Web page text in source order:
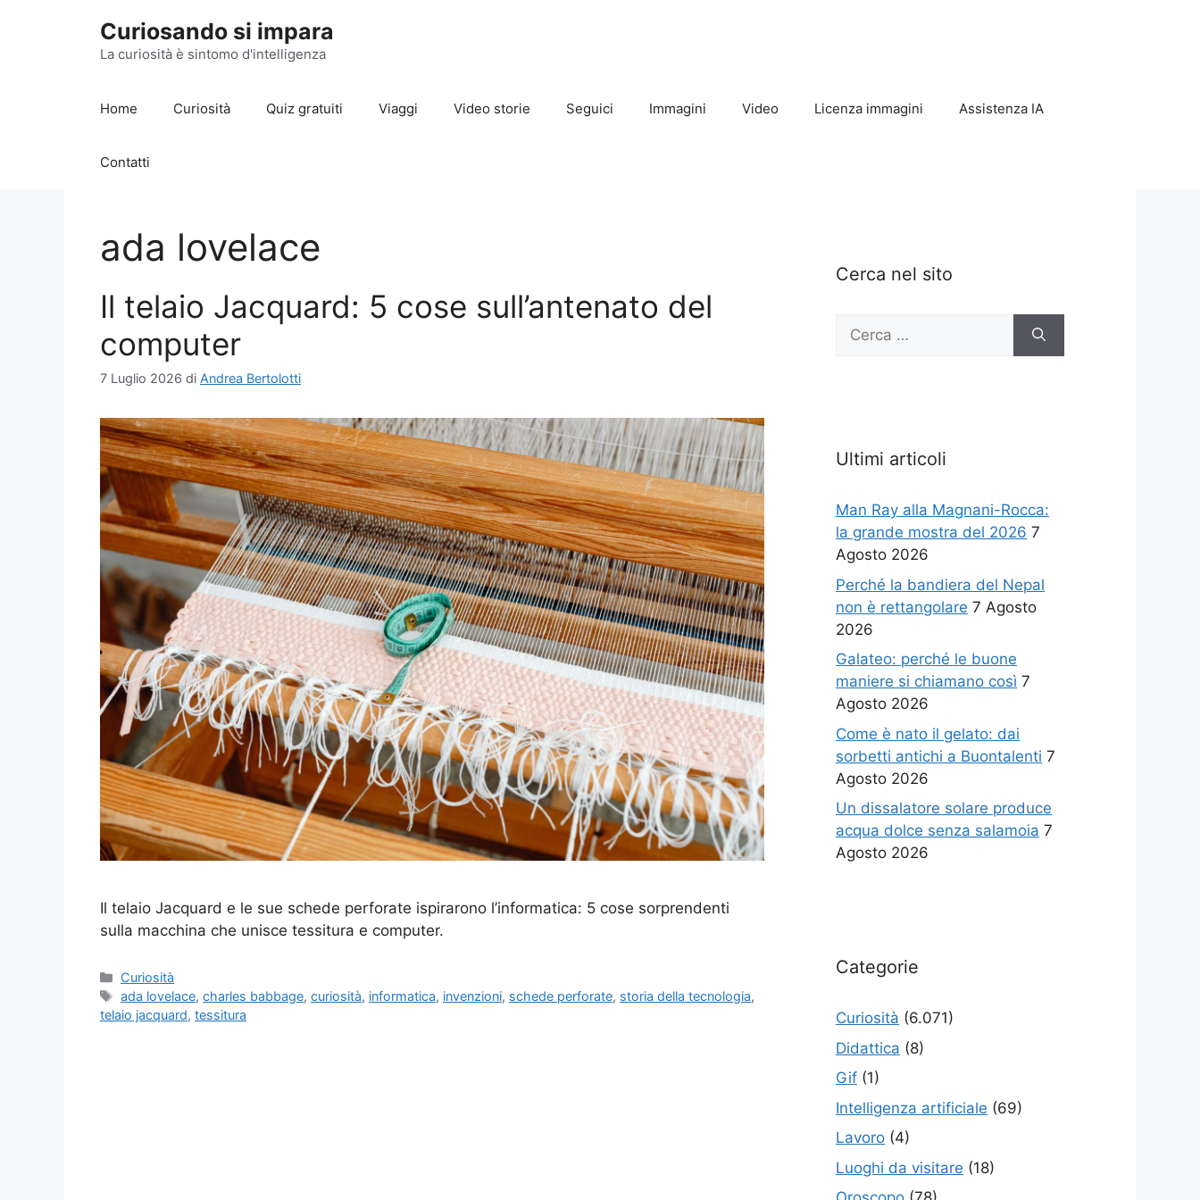
Curiosando si impara
La curiosità è sintomo d'intelligenza
Home Curiosità Quiz gratuiti Viaggi Video storie Seguici Immagini Video Licenza immagini Assistenza IA
Contatti
ada lovelace
Il telaio Jacquard: 5 cose sull’antenato del
computer
7 Luglio 2026 di Andrea Bertolotti
Il telaio Jacquard e le sue schede perforate ispirarono l’informatica: 5 cose sorprendenti
sulla macchina che unisce tessitura e computer.
Categorie
Curiosità
Tag
ada lovelace,charles babbage,curiosità, informatica, invenzioni, schede perforate, storia della tecnologia,
telaio jacquard, tessitura
Cerca nel sito
Ricerca
Ultimi articoli
Man Ray alla Magnani-Rocca:
la grande mostra del 2026 7
Agosto 2026
Perché la bandiera del Nepal
non è rettangolare 7 Agosto
2026
Galateo: perché le buone
maniere si chiamano così 7
Agosto 2026
Come è nato il gelato: dai
sorbetti antichi a Buontalenti 7
Agosto 2026
Un dissalatore solare produce
acqua dolce senza salamoia 7
Agosto 2026
Categorie
Curiosità (6.071)
Didattica (8)
Gif (1)
Intelligenza artificiale (69)
Lavoro (4)
Luoghi da visitare (18)